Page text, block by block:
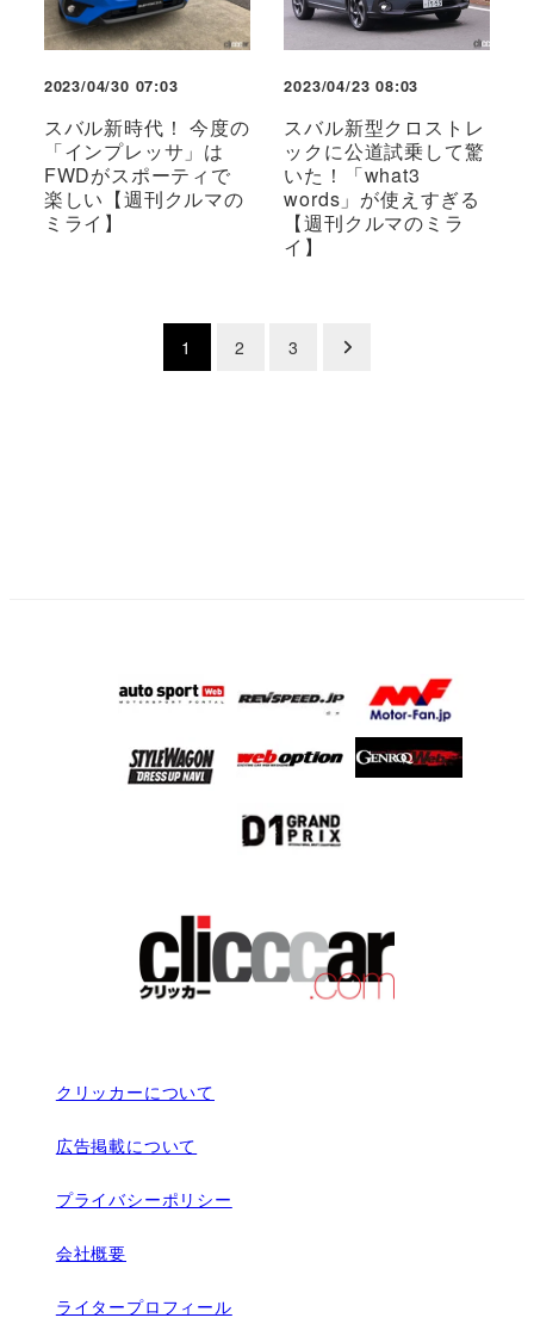
2023/04/30 07:03
スバル新時代！ 今度の
「インプレッサ」は
FWDがスポーティで
楽しい【週刊クルマの
ミライ】
2023/04/23 08:03
スバル新型クロストレ
ックに公道試乗して驚
いた！「what3
words」が使えすぎる
【週刊クルマのミラ
イ】
1 2 3
クリッカーについて
広告掲載について
プライバシーポリシー
会社概要
ライタープロフィール